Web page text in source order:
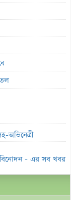
অভিনেত্রী
বিনোদন - এর সব খবর